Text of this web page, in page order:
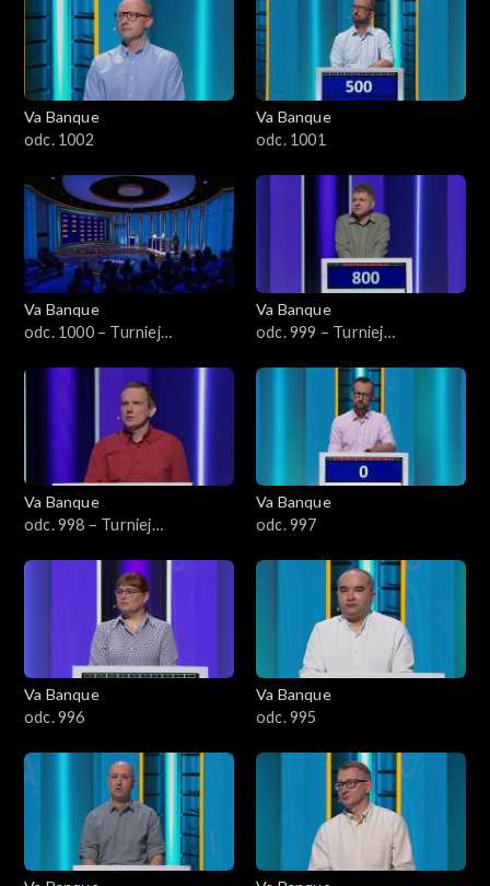
Va Banque
odc. 1002
Va Banque
odc. 1001
Va Banque
odc. 1000 – Turniej
Va Banque
odc. 999 – Turniej
Va Banque
odc. 998 – Turniej
Va Banque
odc. 997
Va Banque
odc. 996
Va Banque
odc. 995